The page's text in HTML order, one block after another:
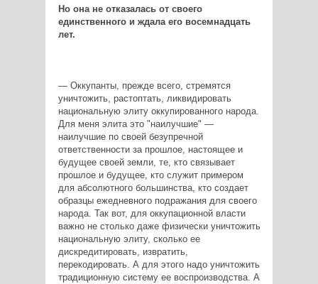
Но она не отказалась от своего
единственного и ждала его восемнадцать
лет.
— Оккупанты, прежде всего, стремятся
уничтожить, растоптать, ликвидировать
национальную элиту оккупированного народа.
Для меня элита это "наилучшие" —
наилучшие по своей безупречной
ответственности за прошлое, настоящее и
будущее своей земли, те, кто связывает
прошлое и будущее, кто служит примером
для абсолютного большинства, кто создает
образцы ежедневного подражания для своего
народа. Так вот, для оккупационной власти
важно не столько даже физически уничтожить
национальную элиту, сколько ее
дискредитировать, извратить,
перекодировать. А для этого надо уничтожить
традиционную систему ее воспроизводства. А